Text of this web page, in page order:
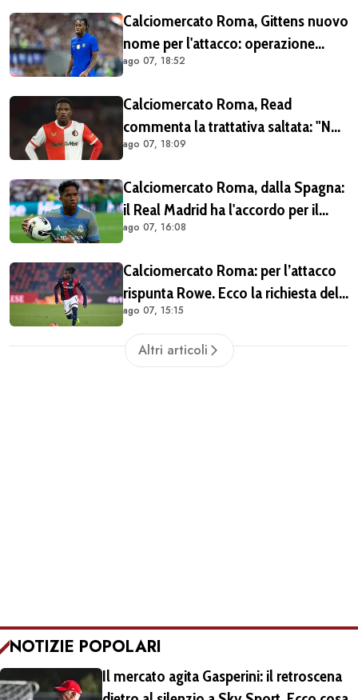
Calciomercato Roma, Gittens nuovo
nome per l'attacco: operazione
fattibile solo in prestito
ago 07, 18:52
Calciomercato Roma, Read
commenta la trattativa saltata: "Non
dovevo per forza lasciare il
Champions e ho ancora da imparare
qui" (VIDEO)
ago 07, 18:09
Calciomercato Roma, dalla Spagna:
il Real Madrid ha l'accordo per il
prestito di Endrick in Premier League
ago 07, 16:08
Calciomercato Roma: per l’attacco
rispunta Rowe. Ecco la richiesta del
Bologna
ago 07, 15:15
Altri articoli
NOTIZIE POPOLARI
Il mercato agita Gasperini: il retroscena